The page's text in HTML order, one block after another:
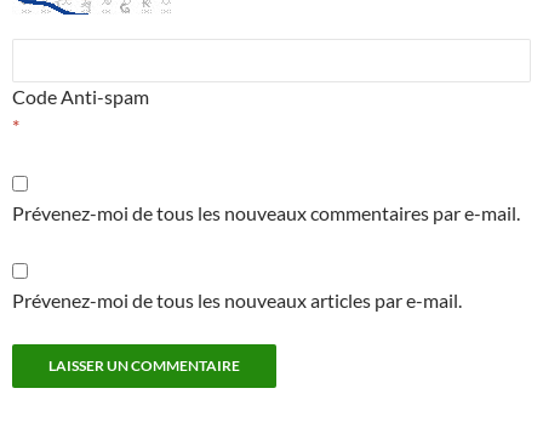
Code Anti-spam
*
Prévenez-moi de tous les nouveaux commentaires par e-mail.
Prévenez-moi de tous les nouveaux articles par e-mail.